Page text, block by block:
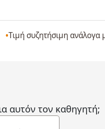
Τιμή συζητήσιμη ανάλογα
αυτόν τον καθηγητή;